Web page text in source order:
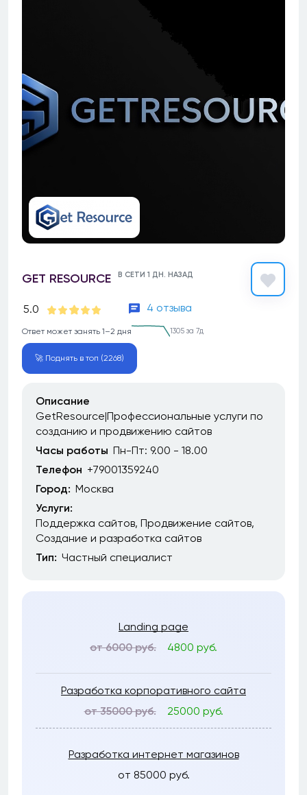
GET RESOURCE В СЕТИ 1 ДН. НАЗАД
5.0 4 отзыва
Ответ может занять 1–2 дня 1305 за 7д
🚀 Поднять в топ (2268)
Описание
GetResource|Профессиональные услуги по
созданию и продвижению сайтов
Часы работы Пн-Пт: 9.00 - 18.00
Телефон +79001359240
Город: Москва
Услуги:
Поддержка сайтов Продвижение сайтов
Создание и разработка сайтов
Тип: Частный специалист
Landing page
от 6000 руб.
4800 руб.
Разработка корпоративного сайта
от 35000 руб.
25000 руб.
Разработка интернет магазинов
от 85000 руб.